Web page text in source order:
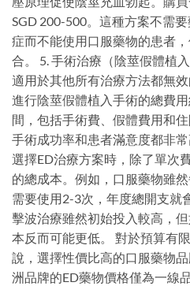
SGD 200-500。這種方案不需
症而不能使用口服藥物的患者
合。 5. 手術治療（陰莖假體植
適用於其他所有治療方法都無
進行陰莖假體植入手術的總費
間，包括手術費、假體費用和
手術成功率和患者滿意度都非
選擇ED治療方案時，除了單次
的總成本。例如，口服藥物雖
需要使用2-3次，年度總開支就
擊波治療雖然初始投入較高，
本反而可能更低。 對於預算有
說，選擇性價比高的口服藥物
洲品牌的ED藥物價格僅為一線